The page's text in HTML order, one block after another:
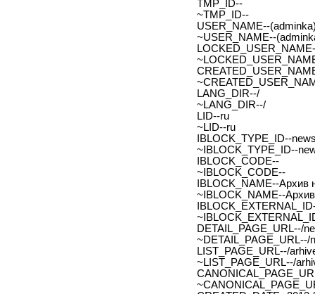
TMP_ID--
~TMP_ID--
USER_NAME--
~USER_NAME--
LANG_DIR--/
~LANG_DIR--/
LID--ru
~LID--ru
IBLOCK_TYPE_ID--
~IBLOCK_TYPE_ID--
IBLOCK_CODE--
~IBLOCK_CODE--
IBLOCK_NAME--Архив
~IBLOCK_NAME--
DETAIL_PAGE_URL--/
~DETAIL_PAGE_URL--/
LIST_PAGE_URL--/
~LIST_PAGE_URL--/